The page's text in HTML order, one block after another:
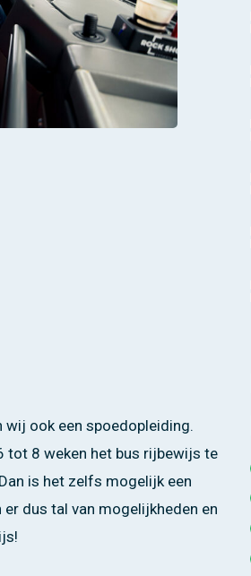
ook een spoedopleiding.
tot 8 weken het bus rijbewijs te
is het zelfs mogelijk een
dus tal van mogelijkheden en